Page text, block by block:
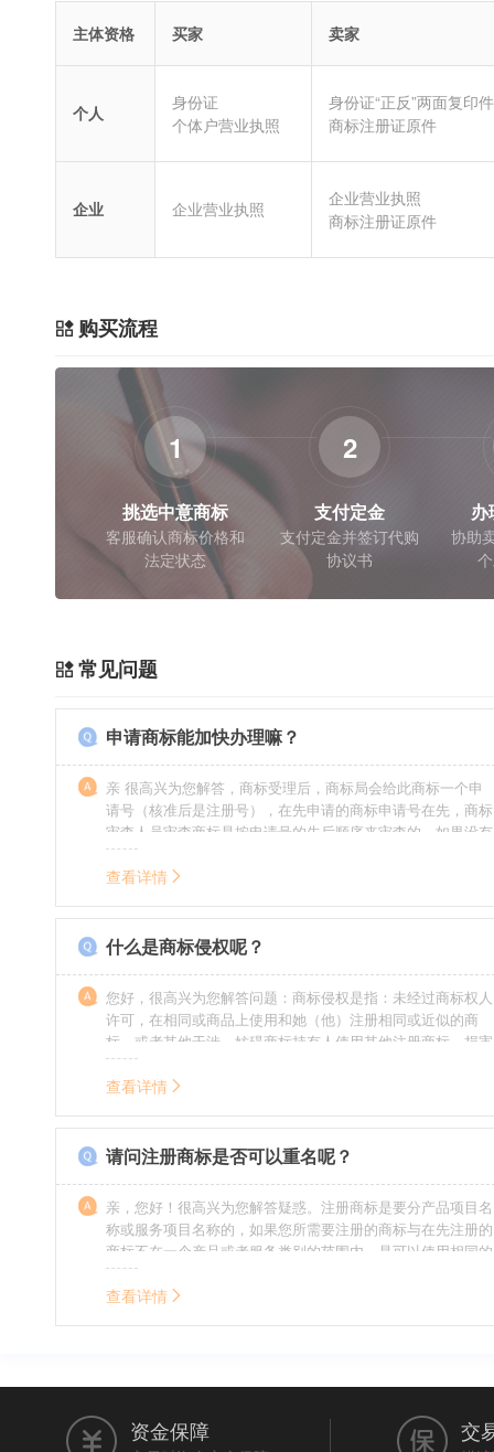
主体资格 买家 卖家
个人
身份证
个体户营业执照
身份证“正反”两面复印件
商标注册证原件
企业 企业营业执照
企业营业执照
商标注册证原件
购买流程
1
挑选中意商标
客服确认商标价格和
法定状态
2
支付定金
支付定金并签订代购
协议书
办
协助
常见问题
申请商标能加快办理嘛？
亲 很高兴为您解答，商标受理后，商标局会给此商标一个申
请号（核准后是注册号），在先申请的商标申请号在先，商标
审查人员审查商标是按申请号的先后顺序来审查的，如果没有
特殊情况（受理案件需要，被异议等），不会延迟也不会提
前。
查看详情
什么是商标侵权呢？
您好，很高兴为您解答问题：商标侵权是指：未经过商标权人
许可，在相同或商品上使用和她（他）注册相同或近似的商
标，或者其他干涉、妨碍商标持有人使用其他注册商标，损害
商标持有人合法权益的其他行为。侵权的人通常需要承担侵权
的责任，明知侵权的行为的人要承担赔偿的责任。情节严重
查看详情
请问注册商标是否可以重名呢？
亲，您好！很高兴为您解答疑惑。注册商标是要分产品项目名
称或服务项目名称的，如果您所需要注册的商标与在先注册的
商标不在一个产品或者服务类别的范围内，是可以使用相同的
名称的。希望我的回答能帮到您。
查看详情
资金保障 交